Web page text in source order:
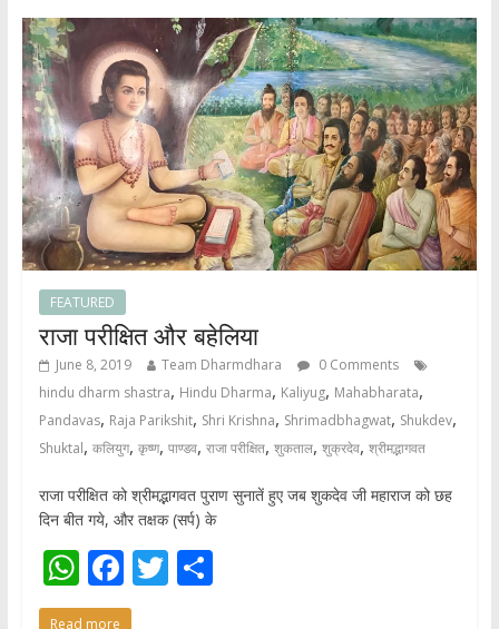
A
p
p
o
o
k
FEATURED
राजा परीक्षित और बहेलिया
June 8, 2019 Team Dharmdhara
0 Comments
hindu dharm shastra, Hindu Dharma, Kaliyug, Mahabharata,
Pandavas, Raja Parikshit, Shri Krishna, Shrimadbhagwat, Shukdev,
Shuktal, कलियुग, कृष्ण, पाण्डव, राजा परीक्षित, शुकताल, शुक्रदेव, श्रीमद्भागवत
राजा परीक्षित को श्रीमद्भागवत पुराण सुनातें हुए जब शुकदेव जी महाराज को छह
दिन बीत गये, और तक्षक (सर्प) के
W
h
F
ac
T S
Read more